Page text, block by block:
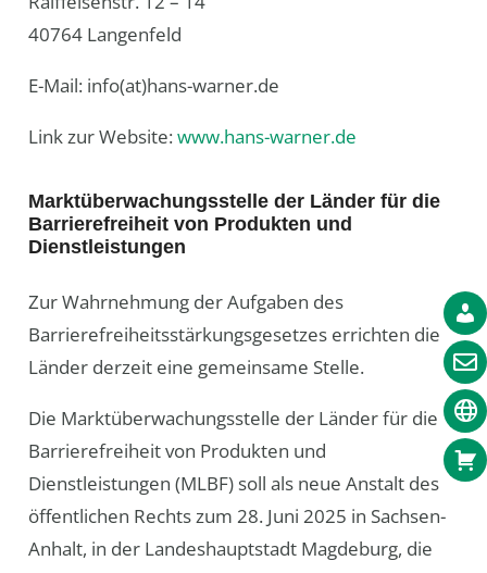
40764 Langenfeld
E-Mail: info(at)hans-warner.de
Link zur Website:www.hans-warner.de
Marktüberwachungsstelle der Länder für die
Barrierefreiheit von Produkten und
Dienstleistungen
Zur Wahrnehmung der Aufgaben des
Barrierefreiheitsstärkungsgesetzes errichten die
Länder derzeit eine gemeinsame Stelle.
Die Marktüberwachungsstelle der Länder für die
Barrierefreiheit von Produkten und
Dienstleistungen (MLBF) soll als neue Anstalt des
öffentlichen Rechts zum 28. Juni 2025 in Sachsen-​
Anhalt, in der Landeshauptstadt Magdeburg, die